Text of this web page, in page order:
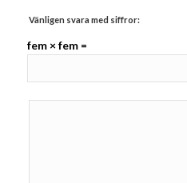
Vänligen svara med siffror:
fem × fem =